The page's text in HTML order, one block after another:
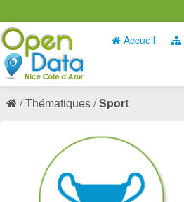
Accueil
Thématiques Sport